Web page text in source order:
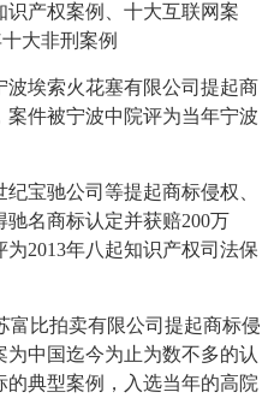
识产权案例、十大互联网案
大非刑案例
埃索火花塞有限公司提起商
件被宁波中院评为当年宁波
宝驰公司等提起商标侵权、
名商标认定并获赔200万
2013年八起知识产权司法保
富比拍卖有限公司提起商标侵
中国迄今为止为数不多的认
典型案例，入选当年的高院